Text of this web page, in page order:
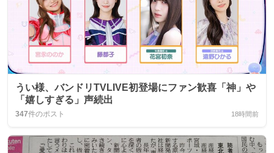
うい様、バンドリTVLIVE初登場にファン歓喜「神」や
「嬉しすぎる」声続出
347件のポスト 18時間前